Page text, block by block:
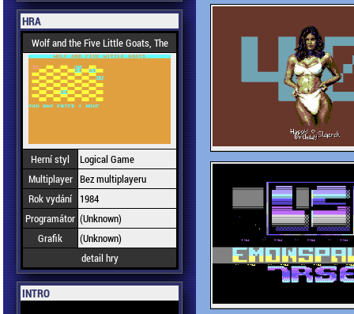
HRA
Wolf and the Five Little Goats, The
Herní styl
Logical Game
Multiplayer Bez multiplayeru
Rok vydání
1984
Programátor (Unknown)
Grafik
(Unknown)
detail hry
INTRO